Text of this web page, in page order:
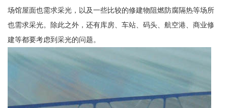
场馆屋面也需求采光，以及一些比较的修建物阻燃防腐隔热等场所
也需求采光。除此之外，还有库房、车站、码头、航空港、商业修
建等都要考虑到采光的问题。